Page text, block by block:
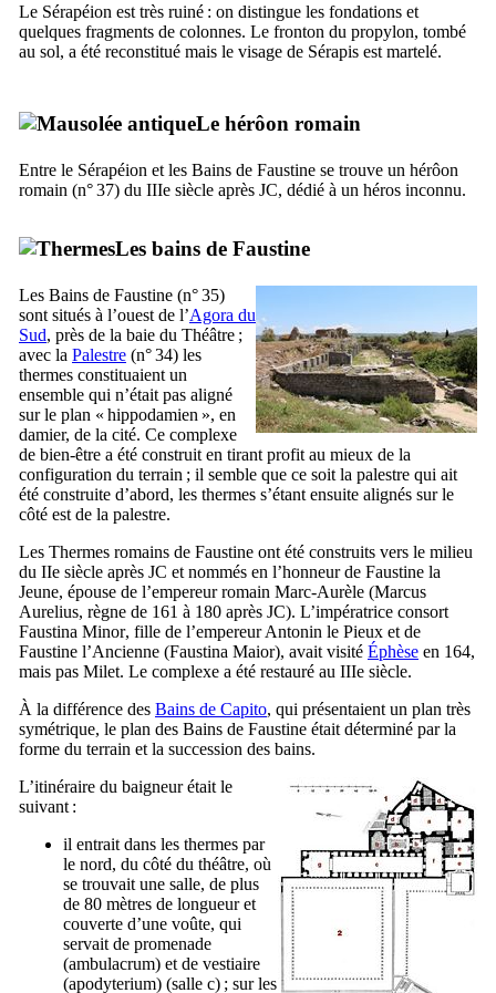
Le Sérapéion est très ruiné : on distingue les fondations et
quelques fragments de colonnes. Le fronton du propylon, tombé
au sol, a été reconstitué mais le visage de Sérapis est martelé.
Le hérôon romain
Entre le Sérapéion et les Bains de Faustine se trouve un hérôon
romain (n° 37) du IIIe siècle après JC, dédié à un héros inconnu.
Les bains de Faustine
Les Bains de Faustine (n° 35)
sont situés à l’ouest de l’Agora du
Sud, près de la baie du Théâtre ;
avec la Palestre (n° 34) les
thermes constituaient un
ensemble qui n’était pas aligné
sur le plan « hippodamien », en
damier, de la cité. Ce complexe
de bien-être a été construit en tirant profit au mieux de la
configuration du terrain ; il semble que ce soit la palestre qui ait
été construite d’abord, les thermes s’étant ensuite alignés sur le
côté est de la palestre.
Les Thermes romains de Faustine ont été construits vers le milieu
du IIe siècle après JC et nommés en l’honneur de Faustine la
Jeune, épouse de l’empereur romain Marc-Aurèle (Marcus
Aurelius, règne de 161 à 180 après JC). L’impératrice consort
Faustina Minor, fille de l’empereur Antonin le Pieux et de
Faustine l’Ancienne (Faustina Maior), avait visité Éphèse en 164,
mais pas Milet. Le complexe a été restauré au IIIe siècle.
À la différence des Bains de Capito, qui présentaient un plan très
symétrique, le plan des Bains de Faustine était déterminé par la
forme du terrain et la succession des bains.
L’itinéraire du baigneur était le
suivant :
il entrait dans les thermes par
le nord, du côté du théâtre, où
se trouvait une salle, de plus
de 80 mètres de longueur et
couverte d’une voûte, qui
servait de promenade
(ambulacrum) et de vestiaire
(apodyterium) (salle c) ; sur les